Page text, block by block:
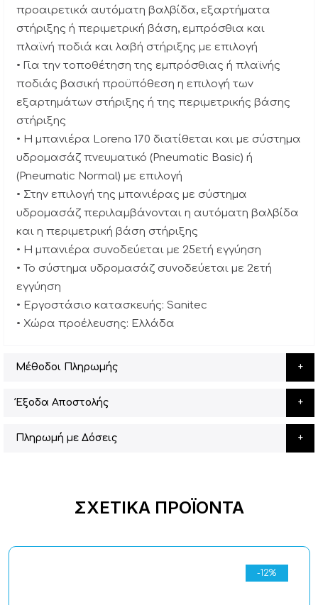
προαιρετικά αυτόματη βαλβίδα, εξαρτήματα
στήριξης ή περιμετρική βάση, εμπρόσθια και
πλαϊνή ποδιά και λαβή στήριξης με επιλογή
• Για την τοποθέτηση της εμπρόσθιας ή πλαϊνής
ποδιάς βασική προϋπόθεση η επιλογή των
εξαρτημάτων στήριξης ή της περιμετρικής βάσης
στήριξης
• H μπανιέρα Lorena 170 διατίθεται και με σύστημα
υδρομασάζ πνευματικό (Pneumatic Basic) ή
(Pneumatic Normal) με επιλογή
• Στην επιλογή της μπανιέρας με σύστημα
υδρομασάζ περιλαμβάνονται η αυτόματη βαλβίδα
και η περιμετρική βάση στήριξης
• Η μπανιέρα συνοδεύεται με 25ετή εγγύηση
• Το σύστημα υδρομασάζ συνοδεύεται με 2ετή
εγγύηση
• Εργοστάσιο κατασκευής: Sanitec
• Χώρα προέλευσης: Ελλάδα
Μέθοδοι Πληρωμής
Έξοδα Αποστολής
Πληρωμή με Δόσεις
ΣΧΕΤΙΚΆ ΠΡΟΪΌΝΤΑ
-12%